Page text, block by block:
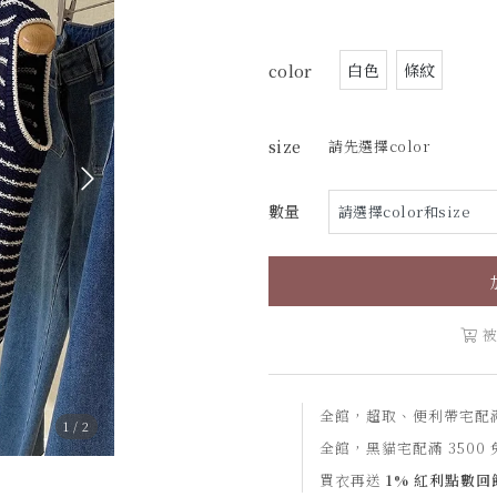
1 /2
color 白色 條紋
size 請先選擇color
數量
全館，超取、便利帶宅
全館，黑貓宅配滿 3500
買衣再送 1% 紅利點數回